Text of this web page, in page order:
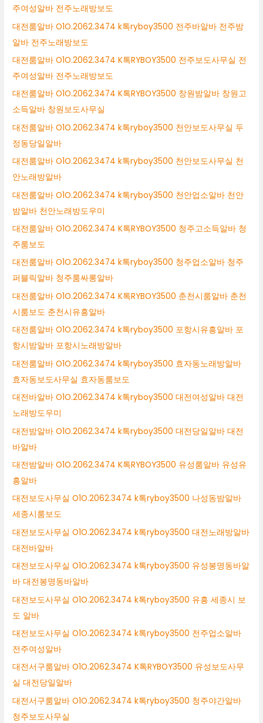
주여성알바 전주노래방보도
대전룸알바 O1O.2062.3474 k톡ryboy3500 전주바알바 전주밤
알바 전주노래방보도
대전룸알바 O1O.2062.3474 K톡RYBOY3500 전주보도사무실 전
주여성알바 전주노래방보도
대전룸알바 O1O.2062.3474 K톡RYBOY3500 창원밤알바 창원고
소득알바 창원보도사무실
대전룸알바 O1O.2062.3474 k톡ryboy3500 천안보도사무실 두
정동당일알바
대전룸알바 O1O.2062.3474 k톡ryboy3500 천안보도사무실 천
안노래방알바
대전룸알바 O1O.2062.3474 k톡ryboy3500 천안업소알바 천안
밤알바 천안노래방도우미
대전룸알바 O1O.2062.3474 K톡RYBOY3500 청주고소득알바 청
주룸보도
대전룸알바 O1O.2062.3474 k톡ryboy3500 청주업소알바 청주
퍼블릭알바 청주룸싸롱알바
대전룸알바 O1O.2062.3474 K톡RYBOY3500 춘천시룸알바 춘천
시룸보도 춘천시유흥알바
대전룸알바 O1O.2062.3474 k톡ryboy3500 포항시유흥알바 포
항시밤알바 포항시노래방알바
대전룸알바 O1O.2062.3474 k톡ryboy3500 효자동노래방알바
효자동보도사무실 효자동룸보도
대전바알바 O1O.2062.3474 k톡ryboy3500 대전여성알바 대전
노래방도우미
대전밤알바 O1O.2062.3474 k톡ryboy3500 대전당일알바 대전
바알바
대전밤알바 O1O.2062.3474 K톡RYBOY3500 유성룸알바 유성유
흥알바
대전보도사무실 O1O.2062.3474 k톡ryboy3500 나성동밤알바
세종시룸보도
대전보도사무실 O1O.2062.3474 k톡ryboy3500 대전노래방알바
대전바알바
대전보도사무실 O1O.2062.3474 k톡ryboy3500 유성봉명동바알
바 대전봉명동바알바
대전보도사무실 O1O.2062.3474 k톡ryboy3500 유흥 세종시 보
도 알바
대전보도사무실 O1O.2062.3474 k톡ryboy3500 전주업소알바
전주여성알바
대전서구룸알바 O1O.2062.3474 K톡RYBOY3500 유성보도사무
실 대전당일알바
대전서구룸알바 O1O.2062.3474 k톡ryboy3500 청주야간알바
청주보도사무실